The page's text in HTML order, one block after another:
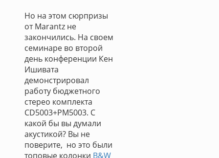
Но на этом сюрпризы
от Marantz не
закончились. На своем
семинаре во второй
день конференции Кен
Ишивата
демонстрировал
работу бюджетного
стерео комплекта
CD5003+PM5003. С
какой бы вы думали
акустикой? Вы не
поверите, но это были
топовые колонки B&W